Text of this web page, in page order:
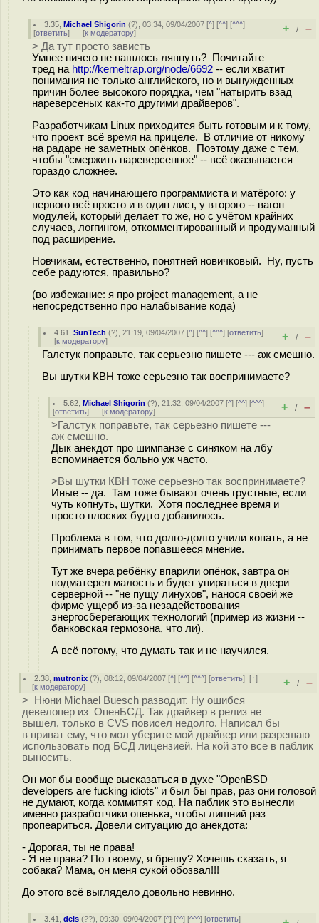
3.35 ,Michael Shigorin (?), 03:34, 09/04/2007 [^] [^^] [^^^]
[ответить] [к модератору] + / –
> Да тут просто зависть
Умнее ничего не нашлось ляпнуть? Почитайте
тред на http://kerneltrap.org/node/6692 -- если хватит
понимания не только английского, но и вынужденных
причин более высокого порядка, чем "натырить взад
нареверсеных как-то другими драйверов".
Разработчикам Linux приходится быть готовым и к тому,
что проект всё время на прицеле. В отличие от никому
на радаре не заметных опёнков. Поэтому даже с тем,
чтобы "смержить нареверсенное" -- всё оказывается
гораздо сложнее.
Это как код начинающего программиста и матёрого: у
первого всё просто и в один лист, у второго -- вагон
модулей, который делает то же, но с учётом крайних
случаев, логгингом, откомментированный и продуманный
под расширение.
Новчикам, естественно, понятней новичковый. Ну, пусть
себе радуются, правильно?
(во избежание: я про project management, а не
непосредственно про налабывание кода)
4.61 ,SunTech (?), 21:19, 09/04/2007 [^] [^^] [^^^] [ответить]
[к модератору] + / –
Галстук поправьте, так серьезно пишете --- аж смешно.
Вы шутки КВН тоже серьезно так воспринимаете?
5.62 ,Michael Shigorin (?), 21:32, 09/04/2007 [^] [^^] [^^^]
[ответить] [к модератору] + / –
>Галстук поправьте, так серьезно пишете ---
аж смешно.
Дык анекдот про шимпанзе с синяком на лбу
вспоминается больно уж часто.
>Вы шутки КВН тоже серьезно так воспринимаете?
Иные -- да. Там тоже бывают очень грустные, если
чуть копнуть, шутки. Хотя последнее время и
просто плоских будто добавилось.
Проблема в том, что долго-долго учили копать, а не
принимать первое попавшееся мнение.
Тут же вчера ребёнку впарили опёнок, завтра он
подматерел малость и будет упираться в двери
серверной -- "не пущу линухов", нанося своей же
фирме ущерб из-за незадействования
энергосберегающих технологий (пример из жизни --
банковская гермозона, что ли).
А всё потому, что думать так и не научился.
2.38 ,mutronix (?), 08:12, 09/04/2007 [^] [^^] [^^^] [ответить][↑]
[к модератору] + / –
> Нюни Michael Buesch разводит. Ну ошибся
девелопер из ОпенБСД. Так драйвер в релиз не
вышел, только в CVS повисел недолго. Написал бы
в приват ему, что мол уберите мой драйвер или разрешаю
использовать под БСД лицензией. На кой это все в паблик
выносить.
Он мог бы вообще высказаться в духе "OpenBSD
developers are fucking idiots" и был бы прав, раз они головой
не думают, когда коммитят код. На паблик это вынесли
именно разработчики опенька, чтобы лишний раз
пропеариться. Довели ситуацию до анекдота:
- Дорогая, ты не права!
- Я не права? По твоему, я брешу? Хочешь сказать, я
собака? Мама, он меня сукой обозвал!!!
До этого всё выглядело довольно невинно.
3.41 ,deis (??), 09:30, 09/04/2007 [^] [^^] [^^^] [ответить]